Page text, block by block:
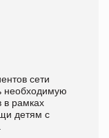
сети
необходимую
в рамках
детям с